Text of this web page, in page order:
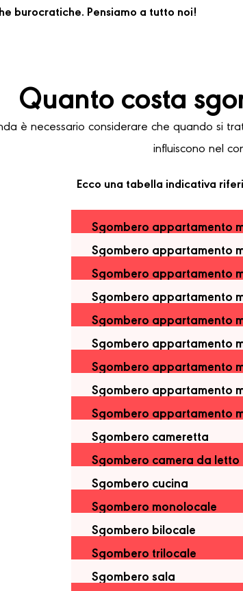
burocratiche. Pensiamo a tutto noi!
Quanto costa
è necessario considerare che quando si
influiscono nel
Ecco una tabella indicativa
Sgombero appartamento
Sgombero appartamento
Sgombero appartamento
Sgombero appartamento
Sgombero appartamento
Sgombero appartamento
Sgombero appartamento
Sgombero appartamento
Sgombero appartamento
Sgombero cameretta
Sgombero camera da letto
Sgombero cucina
Sgombero monolocale
Sgombero bilocale
Sgombero trilocale
Sgombero sala